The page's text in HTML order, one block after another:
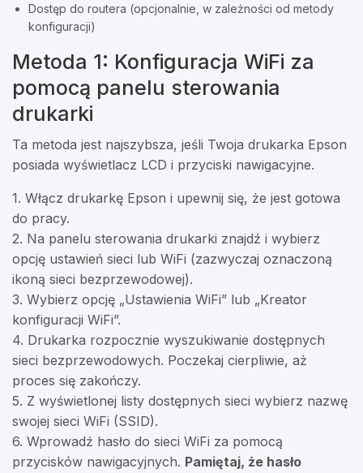
Dostęp do routera (opcjonalnie, w zależności od metody
konfiguracji)
Metoda 1: Konfiguracja WiFi za
pomocą panelu sterowania
drukarki
Ta metoda jest najszybsza, jeśli Twoja drukarka Epson
posiada wyświetlacz LCD i przyciski nawigacyjne.
1. Włącz drukarkę Epson i upewnij się, że jest gotowa
do pracy.
2. Na panelu sterowania drukarki znajdź i wybierz
opcję ustawień sieci lub WiFi (zazwyczaj oznaczoną
ikoną sieci bezprzewodowej).
3. Wybierz opcję „Ustawienia WiFi” lub „Kreator
konfiguracji WiFi”.
4. Drukarka rozpocznie wyszukiwanie dostępnych
sieci bezprzewodowych. Poczekaj cierpliwie, aż
proces się zakończy.
5. Z wyświetlonej listy dostępnych sieci wybierz nazwę
swojej sieci WiFi (SSID).
6. Wprowadź hasło do sieci WiFi za pomocą
przycisków nawigacyjnych. Pamiętaj, że hasło